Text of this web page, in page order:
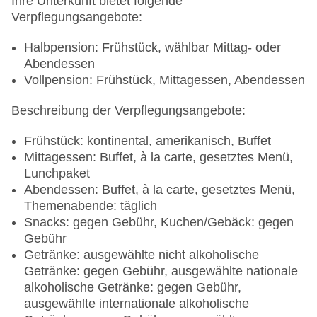
Verpflegungsangebote:
Halbpension: Frühstück, wählbar Mittag- oder
Abendessen
Vollpension: Frühstück, Mittagessen, Abendessen
Beschreibung der Verpflegungsangebote:
Frühstück: kontinental, amerikanisch, Buffet
Mittagessen: Buffet, à la carte, gesetztes Menü,
Lunchpaket
Abendessen: Buffet, à la carte, gesetztes Menü,
Themenabende: täglich
Snacks: gegen Gebühr, Kuchen/Gebäck: gegen
Gebühr
Getränke: ausgewählte nicht alkoholische
Getränke: gegen Gebühr, ausgewählte nationale
alkoholische Getränke: gegen Gebühr,
ausgewählte internationale alkoholische